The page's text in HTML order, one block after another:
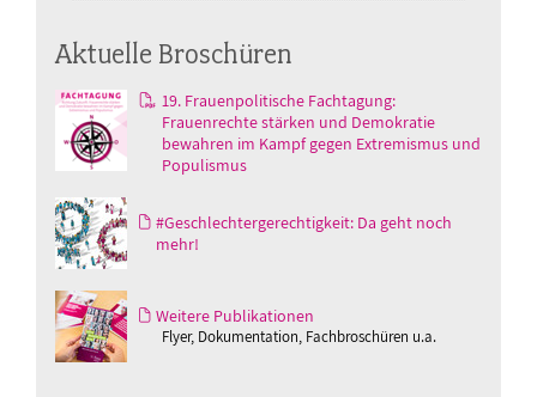
Aktuelle Broschüren
19. Frauenpolitische Fachtagung:
Frauenrechte stärken und Demokratie
bewahren im Kampf gegen Extremismus und
Populismus
#Geschlechtergerechtigkeit: Da geht noch
mehr!
Weitere Publikationen
Flyer, Dokumentation, Fachbroschüren u.a.